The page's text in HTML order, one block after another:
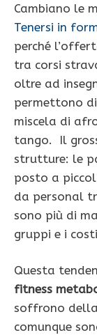
Cambiano le
Tenersi in
perché
tra corsi
oltre ad
permettono
miscela di
tango. Il
strutture: le
posto a
da personal
sono più di
gruppi e i
Questa
fitness
soffrono della
comunque